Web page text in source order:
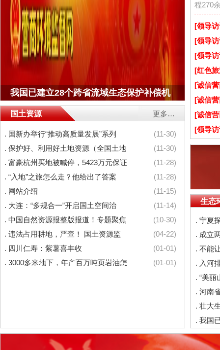
我国已建立28个跨省流域生态保护补偿机
更多…
国土资源
(11-30)
. 国新办举行“推动高质量发展”系列
(11-30)
. 保护好、利用好土地资源（全国土地
(11-28)
. 富豪杭州买地被喊停，5423万元保证
(11-28)
. “入地”之旅怎么走？他给出了答案
(11-15)
. 网站介绍
(11-14)
. 大连：“多规合一”开启国土空间治
(10-30)
. 中国自然资源报整版报道！专题聚焦
(04-22)
. 违法占用耕地，严查！ 国土资源监
(01-01)
. 四川仁寿：紫薯喜丰收
(01-01)
. 3000多米地下，年产百万吨页岩油怎
程270
[领导
[领导
[领导
[红色
[诚信
[诚信
[诚信
[领导
生态
. 宁夏
. 成立
. 不能
. 入河
. “美丽
. 河南
. 壮大
. 我国